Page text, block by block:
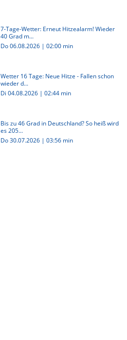
7-Tage-Wetter: Erneut Hitzealarm! Wieder
40 Grad m...
Do 06.08.2026 | 02:00 min
Wetter 16 Tage: Neue Hitze - Fallen schon
wieder d...
Di 04.08.2026 | 02:44 min
Bis zu 46 Grad in Deutschland? So heiß wird
es 205...
Do 30.07.2026 | 03:56 min